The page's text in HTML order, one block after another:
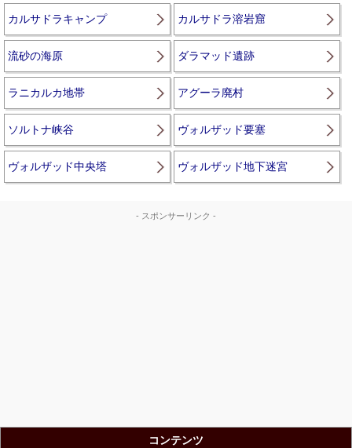
カルサドラキャンプ カルサドラ溶岩窟
流砂の海原 ダラマッド遺跡
ラニカルカ地帯 アグーラ廃村
ソルトナ峡谷 ヴォルザッド要塞
ヴォルザッド中央塔 ヴォルザッド地下迷宮
- スポンサーリンク -
コンテンツ